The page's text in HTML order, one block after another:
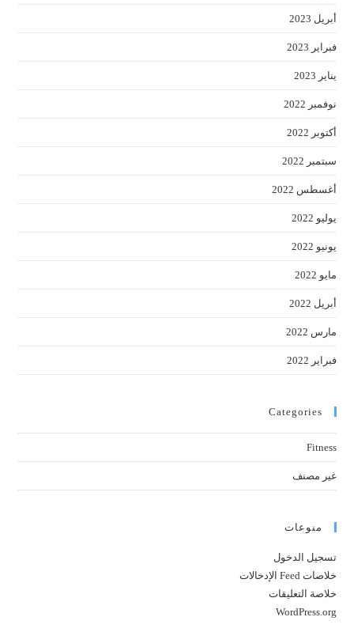
أبريل 2023
فبراير 2023
يناير 2023
نوفمبر 2022
أكتوبر 2022
سبتمبر 2022
أغسطس 2022
يوليو 2022
يونيو 2022
مايو 2022
أبريل 2022
مارس 2022
فبراير 2022
Categories
Fitness
غير مصنف
منوعات
تسجيل الدخول
خلاصات Feed الإدخالات
خلاصة التعليقات
WordPress.org